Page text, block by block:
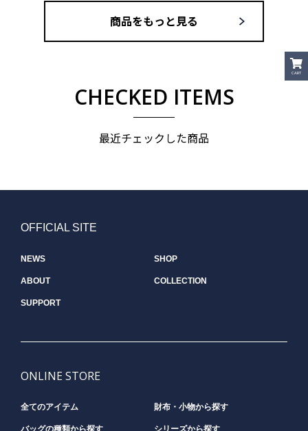
CART
商品をもっと見る
CHECKED ITEMS
最近チェックした商品
OFFICIAL SITE
NEWS SHOP
ABOUT COLLECTION
SUPPORT
ONLINE STORE
全てのアイテム 財布・小物から探す
バッグの種類から探す シリーズから探す